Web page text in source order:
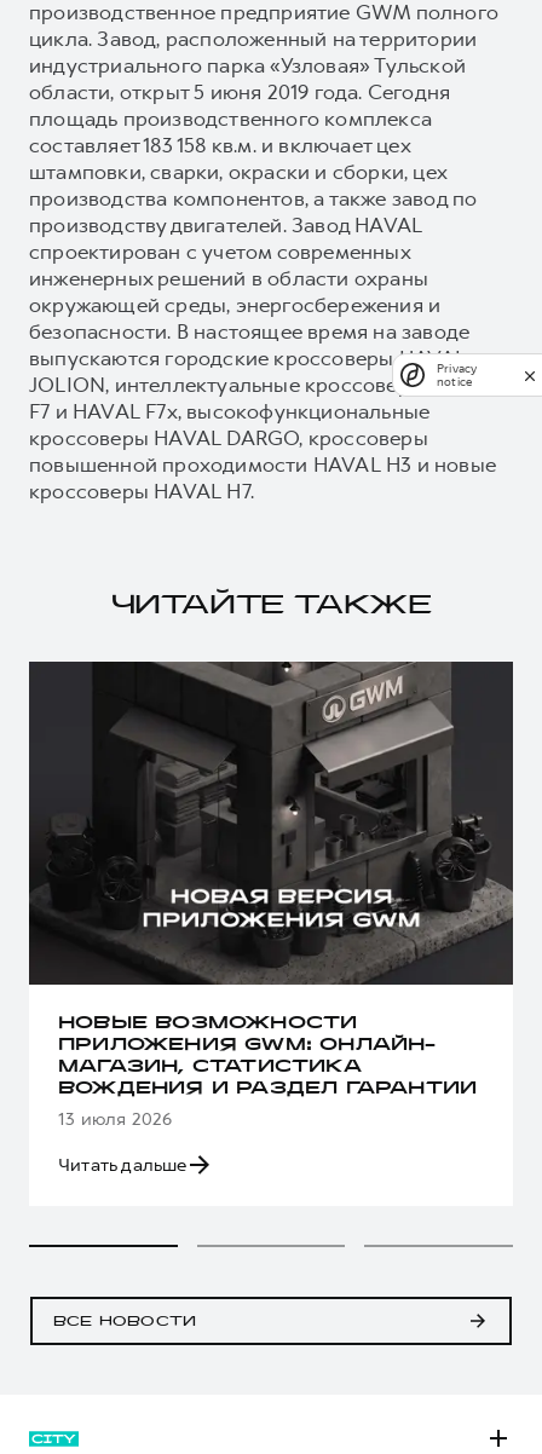
производственное предприятие GWM полного
цикла. Завод, расположенный на территории
индустриального парка «Узловая» Тульской
области, открыт 5 июня 2019 года. Сегодня
площадь производственного комплекса
составляет 183 158 кв.м. и включает цех
штамповки, сварки, окраски и сборки, цех
производства компонентов, а также завод по
производству двигателей. Завод HAVAL
спроектирован с учетом современных
инженерных решений в области охраны
окружающей среды, энергосбережения и
безопасности. В настоящее время на заводе
выпускаются городские кроссоверы HAVAL
JOLION, интеллектуальные кроссоверы HAVAL
F7 и HAVAL F7x, высокофункциональные
кроссоверы HAVAL DARGO, кроссоверы
повышенной проходимости HAVAL H3 и новые
кроссоверы HAVAL H7.
ЧИТАЙТЕ ТАКЖЕ
НОВЫЕ ВОЗМОЖНОСТИ
ПРИЛОЖЕНИЯ GWM: ОНЛАЙН-
МАГАЗИН, СТАТИСТИКА
ВОЖДЕНИЯ И РАЗДЕЛ ГАРАНТИИ
13 июля 2026
Читать дальше
ВСЕ НОВОСТИ
Privacy
notice